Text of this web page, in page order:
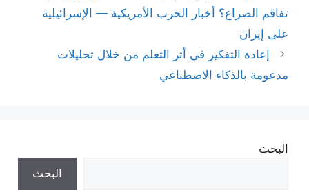
تفاقم الصراع؟ أخبار الحرب الأمريكية — الإسرائيلية
على إيران
إعادة التفكير في أثر التعلم من خلال تحليلات
مدعومة بالذكاء الاصطناعي
البحث
البحث